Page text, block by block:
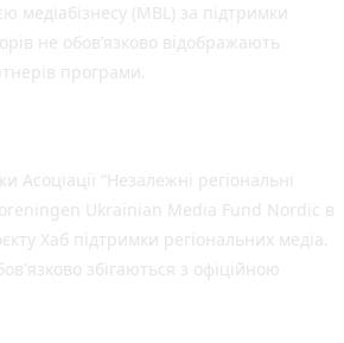
медіабізнесу (MBL) за підтримки
не обов’язково відображають
програми.
Асоціації “Незалежні регіональні
Ukrainian Media Fund Nordic в
Хаб підтримки регіональних медіа.
збігаються з офіційною